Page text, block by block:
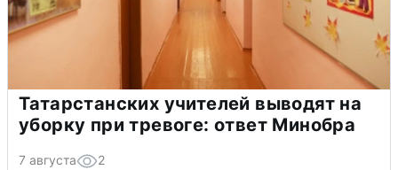
Татарстанских учителей выводят на
уборку при тревоге: ответ Минобра
7 августа 2